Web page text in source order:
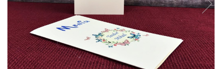
Meniuri & nr de BOTEZ
Plicuri si cartoane pentru INVITATII
TAVA pentru MOT
Cruciulite de BOTEZ
Pahare Miri & Nasi
Cocarde nunta
Inmormatare/pomana
Meniuri pentru NUNTA